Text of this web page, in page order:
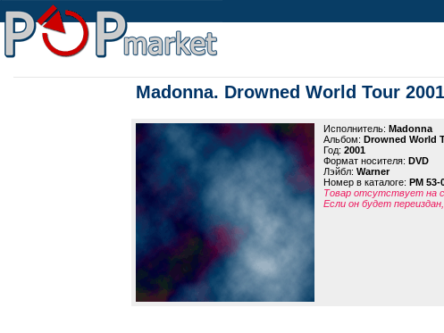
Madonna. Drowned World Tour 2001
Исполнитель: Madonna
Альбом: Drowned World
Год: 2001
Формат носителя: DVD
Лэйбл: Warner
Номер в каталоге: PM 53-
Товар отсутствует на
Если он будет